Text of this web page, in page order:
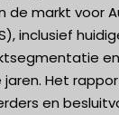
de markt voor
inclusief
Het
en